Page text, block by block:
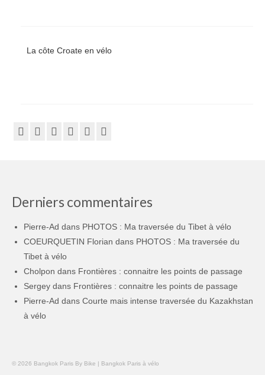
La côte Croate en vélo
Derniers commentaires
Pierre-Ad dans PHOTOS : Ma traversée du Tibet à vélo
COEURQUETIN Florian dans PHOTOS : Ma traversée du
Tibet à vélo
Cholpon dans Frontières : connaitre les points de passage
Sergey dans Frontières : connaitre les points de passage
Pierre-Ad dans Courte mais intense traversée du Kazakhstan
à vélo
© 2026 Bangkok Paris By Bike | Bangkok Paris à vélo